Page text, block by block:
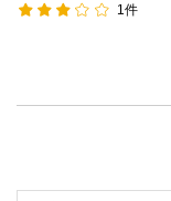
1件